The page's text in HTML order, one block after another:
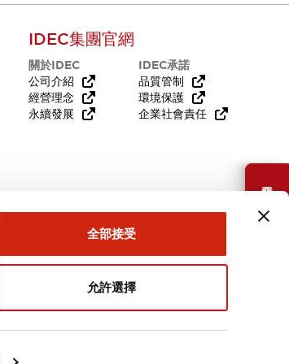
全部接受
允許選擇
需要幫助嗎？
IDEC集團官網
關於IDEC
公司介紹
經營理念
永續發展
IDEC承諾
品質管制
環境保護
企業社會責任
台灣